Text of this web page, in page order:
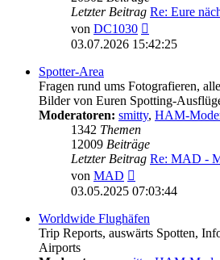
Letzter Beitrag Re: Eure
von DC1030
Beitrag
03.07.2026 15:42:25
Spotter-Area
Fragen rund ums Fotografieren,
Bilder von Euren Spotting-
Moderatoren: smitty, HAM-
1342 Themen
12009 Beiträge
Letzter Beitrag Re: MAD -
von MAD
Beitrag
03.05.2025 07:03:44
Worldwide Flughäfen
Trip Reports, auswärts Spotten,
Airports